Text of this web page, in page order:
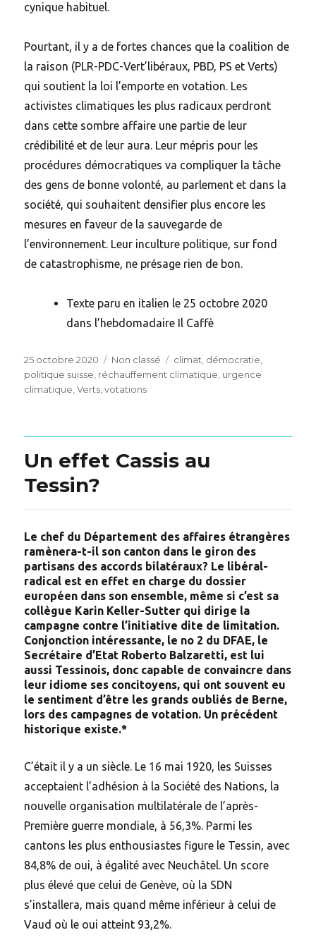
cynique habituel.
Pourtant, il y a de fortes chances que la coalition de
la raison (PLR-PDC-Vert’libéraux, PBD, PS et Verts)
qui soutient la loi l’emporte en votation. Les
activistes climatiques les plus radicaux perdront
dans cette sombre affaire une partie de leur
crédibilité et de leur aura. Leur mépris pour les
procédures démocratiques va compliquer la tâche
des gens de bonne volonté, au parlement et dans la
société, qui souhaitent densifier plus encore les
mesures en faveur de la sauvegarde de
l’environnement. Leur inculture politique, sur fond
de catastrophisme, ne présage rien de bon.
Texte paru en italien le 25 octobre 2020
dans l’hebdomadaire Il Caffè
Posted
on
25 octobre 2020 Categories
Non classé Tags
climat, démocratie,
politique suisse, réchauffement climatique, urgence
climatique,Verts,votations
Un effet Cassis au
Tessin?
Le chef du Département des affaires étrangères
ramènera-t-il son canton dans le giron des
partisans des accords bilatéraux? Le libéral-
radical est en effet en charge du dossier
européen dans son ensemble, même si c’est sa
collègue Karin Keller-Sutter qui dirige la
campagne contre l’initiative dite de limitation.
Conjonction intéressante, le no 2 du DFAE, le
Secrétaire d’Etat Roberto Balzaretti, est lui
aussi Tessinois, donc capable de convaincre dans
leur idiome ses concitoyens, qui ont souvent eu
le sentiment d’être les grands oubliés de Berne,
lors des campagnes de votation. Un précédent
historique existe.*
C’était il y a un siècle. Le 16 mai 1920, les Suisses
acceptaient l’adhésion à la Société des Nations, la
nouvelle organisation multilatérale de l’après-
Première guerre mondiale, à 56,3%. Parmi les
cantons les plus enthousiastes figure le Tessin, avec
84,8% de oui, à égalité avec Neuchâtel. Un score
plus élevé que celui de Genève, où la SDN
s’installera, mais quand même inférieur à celui de
Vaud où le oui atteint 93,2%.